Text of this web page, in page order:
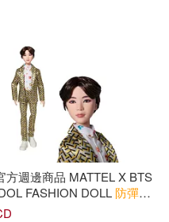
方週邊商品 MATTEL X BTS
FASHION DOLL 防彈少
團